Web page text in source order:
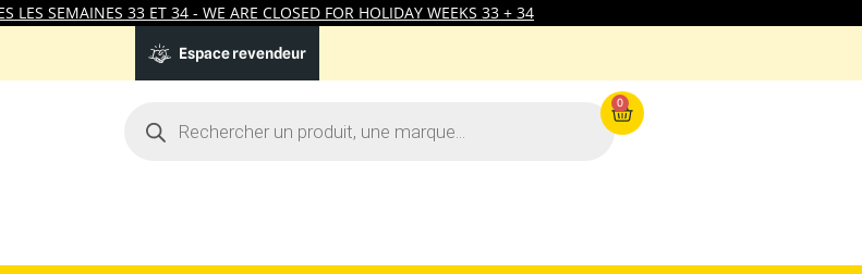
LES SEMAINES 33 ET 34 - WE ARE CLOSED FOR HOLIDAY WEEKS 33 + 34
Espace revendeur
0